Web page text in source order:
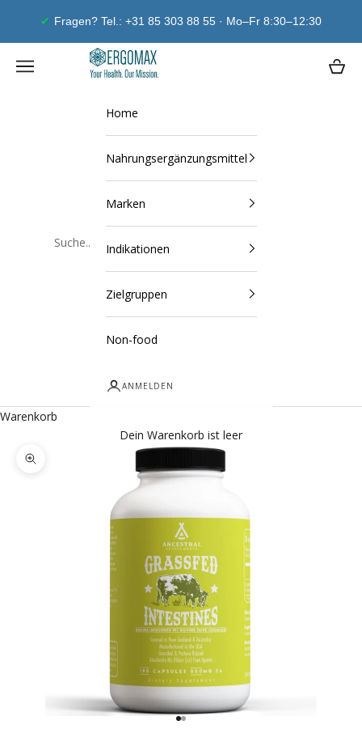
Fragen? Tel.: +31 85 303 88 55 · Mo–Fr 8:30–12:30
Ergomax
Navigationsmenü öffnen
Home
Nahrungsergänzungsmittel
Marken
Indikationen
Zielgruppen
Non-food
ANMELDEN
Warenkorb
Dein Warenkorb ist leer
Bild vergrößern
Gehe zu Element 1
Gehe zu Element 2